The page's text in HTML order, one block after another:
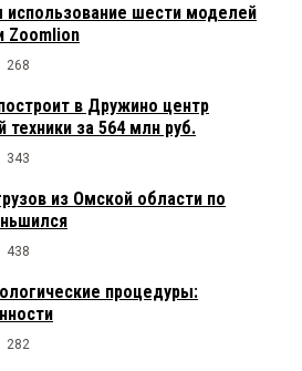
использование шести моделей
Zoomlion
268
в Дружино центр
техники за 564 млн руб.
343
из Омской области по
438
процедуры:
282